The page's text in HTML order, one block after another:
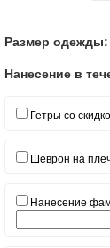
Размер одежды:
Нанесение в
Гетры со
Шеврон на
Нанесение